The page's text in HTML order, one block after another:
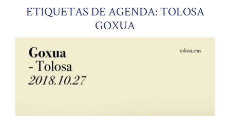
ETIQUETAS DE AGENDA: TOLOSA
GOXUA